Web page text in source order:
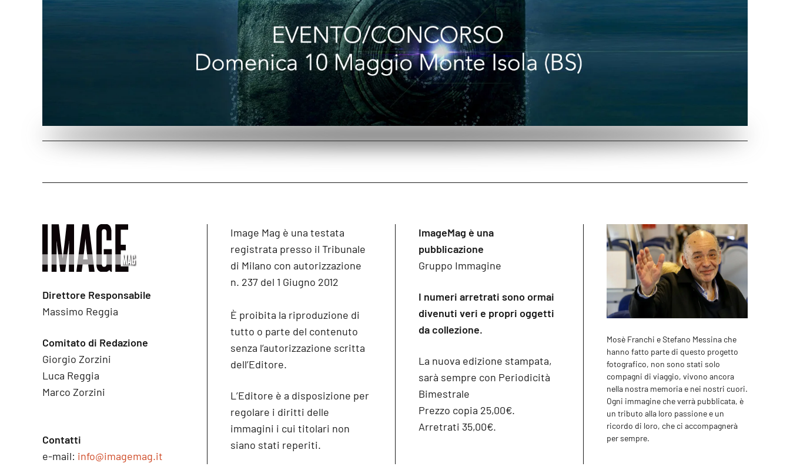
Direttore Responsabile
Massimo Reggia
Comitato di Redazione
Giorgio Zorzini
Luca Reggia
Marco Zorzini
Contatti
e-mail: info@imagemag.it
Image Mag è una testata
registrata presso il Tribunale
di Milano con autorizzazione
n. 237 del 1 Giugno 2012
È proibita la riproduzione di
tutto o parte del contenuto
senza l’autorizzazione scritta
dell’Editore.
L’Editore è a disposizione per
regolare i diritti delle
immagini i cui titolari non
siano stati reperiti.
ImageMag è una
pubblicazione
Gruppo Immagine
I numeri arretrati sono ormai
divenuti veri e propri oggetti
da collezione.
La nuova edizione stampata,
sarà sempre con Periodicità
Bimestrale
Prezzo copia 25,00€.
Arretrati 35,00€.
Mosè Franchi e Stefano Messina che
hanno fatto parte di questo progetto
fotografico, non sono stati solo
compagni di viaggio, vivono ancora
nella nostra memoria e nei nostri cuori.
Ogni immagine che verrà pubblicata, è
un tributo alla loro passione e un
ricordo di loro, che ci accompagnerà
per sempre.